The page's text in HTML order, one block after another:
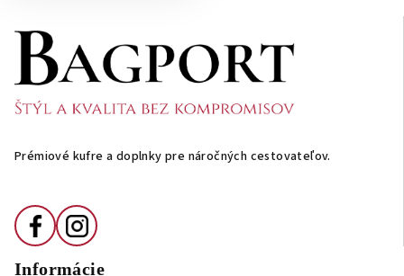
Prémiové kufre a doplnky pre náročných cestovateľov.
Informácie